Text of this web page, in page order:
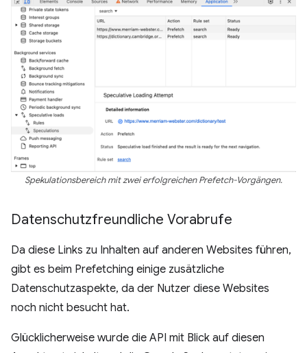
Spekulationsbereich mit zwei erfolgreichen Prefetch-Vorgängen.
Datenschutzfreundliche Vorabrufe
Da diese Links zu Inhalten auf anderen Websites führen,
gibt es beim Prefetching einige zusätzliche
Datenschutzaspekte, da der Nutzer diese Websites
noch nicht besucht hat.
Glücklicherweise wurde die API mit Blick auf diesen